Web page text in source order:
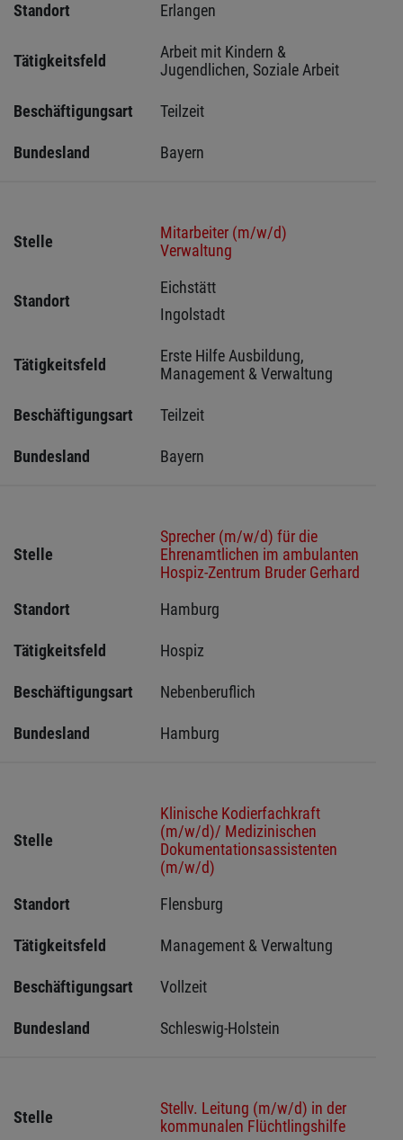
Standort
Erlangen
Tätigkeitsfeld
Arbeit mit Kindern &
Jugendlichen, Soziale Arbeit
Beschäftigungsart Teilzeit
Bundesland Bayern
Stelle
Mitarbeiter (m/w/d)
Verwaltung
Standort
Eichstätt
Ingolstadt
Tätigkeitsfeld
Erste Hilfe Ausbildung,
Management & Verwaltung
Beschäftigungsart Teilzeit
Bundesland Bayern
Stelle
Sprecher (m/w/d) für die
Ehrenamtlichen im ambulanten
Hospiz-Zentrum Bruder Gerhard
Standort
Hamburg
Tätigkeitsfeld Hospiz
Beschäftigungsart Nebenberuflich
Bundesland Hamburg
Stelle
Klinische Kodierfachkraft
(m/w/d)/ Medizinischen
Dokumentationsassistenten
(m/w/d)
Standort
Flensburg
Tätigkeitsfeld Management & Verwaltung
Beschäftigungsart Vollzeit
Bundesland Schleswig-Holstein
Stelle
Stellv. Leitung (m/w/d) in der
kommunalen Flüchtlingshilfe